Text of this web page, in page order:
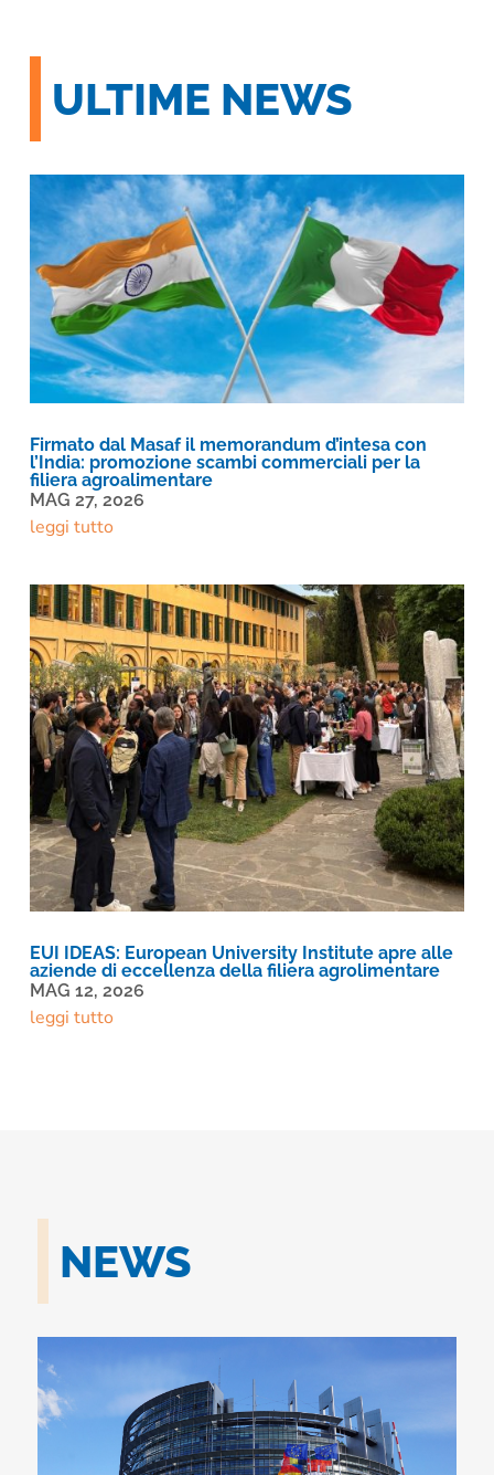
ULTIME NEWS
Firmato dal Masaf il memorandum d’intesa con
l’India: promozione scambi commerciali per la
filiera agroalimentare
MAG 27, 2026
leggi tutto
EUI IDEAS: European University Institute apre alle
aziende di eccellenza della filiera agrolimentare
MAG 12, 2026
leggi tutto
NEWS